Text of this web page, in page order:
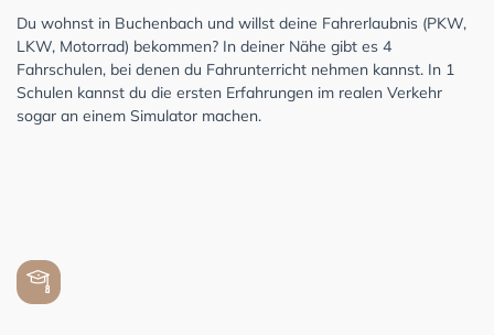
Du wohnst in Buchenbach und willst deine Fahrerlaubnis (PKW,
LKW, Motorrad) bekommen? In deiner Nähe gibt es 4
Fahrschulen, bei denen du Fahrunterricht nehmen kannst. In 1
Schulen kannst du die ersten Erfahrungen im realen Verkehr
sogar an einem Simulator machen.